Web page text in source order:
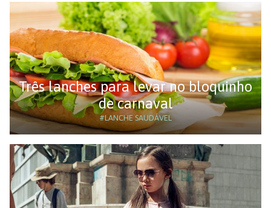
Três lanches para levar no bloquinho
de carnaval
#LANCHE SAUDÁVEL